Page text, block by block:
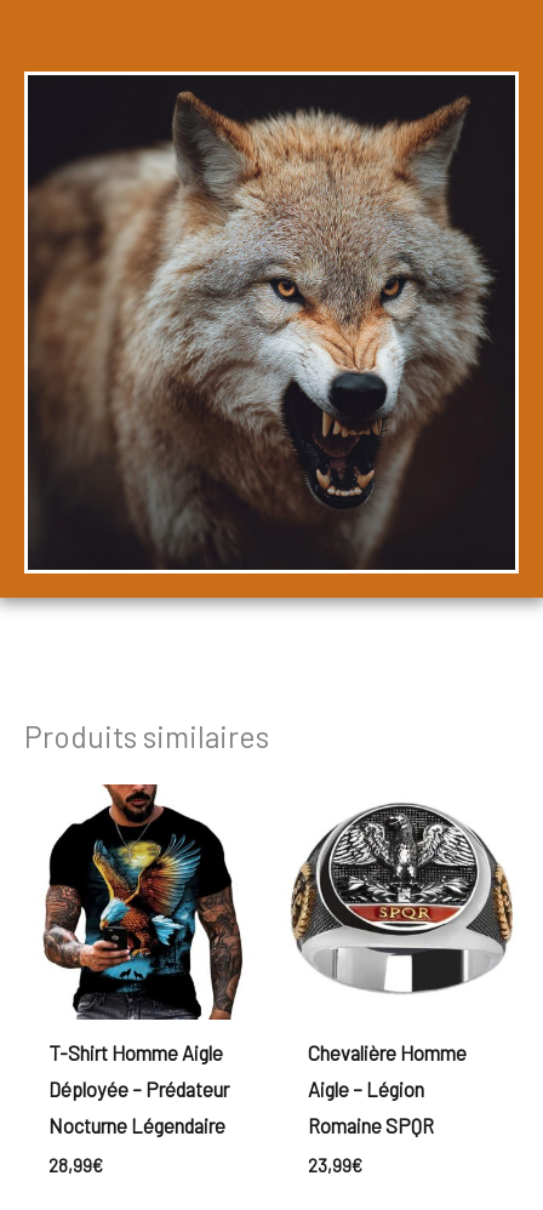
Produits similaires
T-Shirt Homme Aigle
Déployée – Prédateur
Nocturne Légendaire
28,99€
Chevalière Homme
Aigle – Légion
Romaine SPQR
23,99€